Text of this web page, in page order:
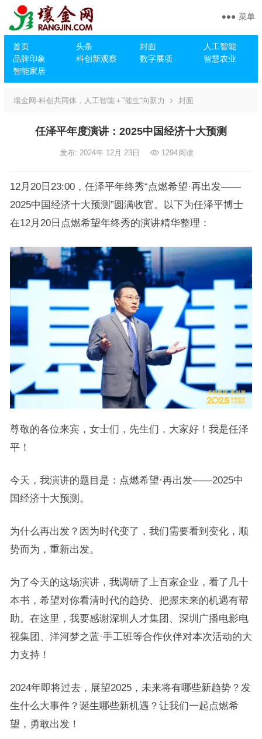
首页 头条 封面
人工智能
品牌印象
科创新观察 数字展项
智慧农业
智能家居
菜单
壤金网-科创共同体，人工智能＋”催生“向新力 封面
任泽平年度演讲：2025中国经济十大预测
发布: 2024年 12月 23日 1294阅读
12月20日23:00，任泽平年终秀“点燃希望·再出发——
2025中国经济十大预测”圆满收官。以下为任泽平博士
在12月20日点燃希望年终秀的演讲精华整理：
尊敬的各位来宾，女士们，先生们，大家好！我是任泽
平！
今天，我演讲的题目是：点燃希望·再出发——2025中
国经济十大预测。
为什么再出发？因为时代变了，我们需要看到变化，顺
势而为，重新出发。
为了今天的这场演讲，我调研了上百家企业，看了几十
本书，希望对你看清时代的趋势、把握未来的机遇有帮
助。在这里，我要感谢深圳人才集团、深圳广播电影电
视集团、洋河梦之蓝·手工班等合作伙伴对本次活动的大
力支持！
2024年即将过去，展望2025，未来将有哪些新趋势？发
生什么大事件？诞生哪些新机遇？让我们一起点燃希
望，勇敢出发！